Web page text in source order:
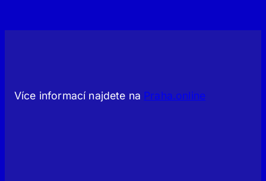
Více informací najdete na Praha.online